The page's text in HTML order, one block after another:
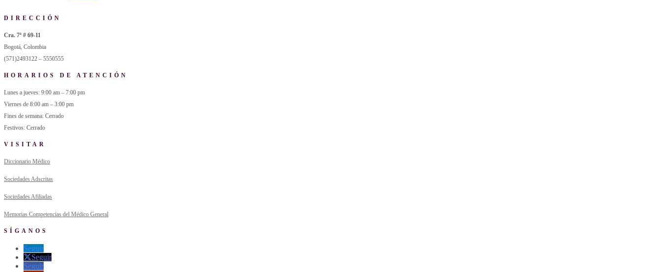
DIRECCIÓN
Cra. 7ª # 69-11
Bogotá, Colombia
(571)2493122 – 5550555
HORARIOS DE ATENCIÓN
Lunes a jueves: 9:00 am – 7:00 pm
Viernes de 8:00 am – 3:00 pm
Fines de semana: Cerrado
Festivos: Cerrado
VISITAR
Diccionario Médico
Sociedades Adscritas
Sociedades Afiliadas
Memorias Competencias del Médico General
SÍGANOS
Seguir
Seguir
Seguir